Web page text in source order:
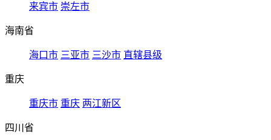
来宾市 崇左市
海南省
海口市 三亚市 三沙市 直辖县级
重庆
重庆市 重庆 两江新区
四川省